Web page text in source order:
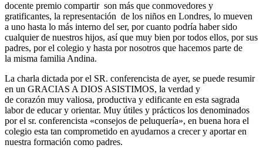
docente premio compartir son más que conmovedores y
gratificantes, la representación de los niños en Londres, lo mueven
a uno hasta lo más interno del ser, por cuanto podría haber sido
cualquier de nuestros hijos, así que muy bien por todos ellos, por sus
padres, por el colegio y hasta por nosotros que hacemos parte de
la misma familia Andina.
La charla dictada por el SR. conferencista de ayer, se puede resumir
en un GRACIAS A DIOS ASISTIMOS, la verdad y
de corazón muy valiosa, productiva y edificante en esta sagrada
labor de educar y orientar. Muy útiles y prácticos los denominados
por el sr. conferencista «consejos de peluquería», en buena hora el
colegio esta tan comprometido en ayudarnos a crecer y aportar en
nuestra formación como padres.